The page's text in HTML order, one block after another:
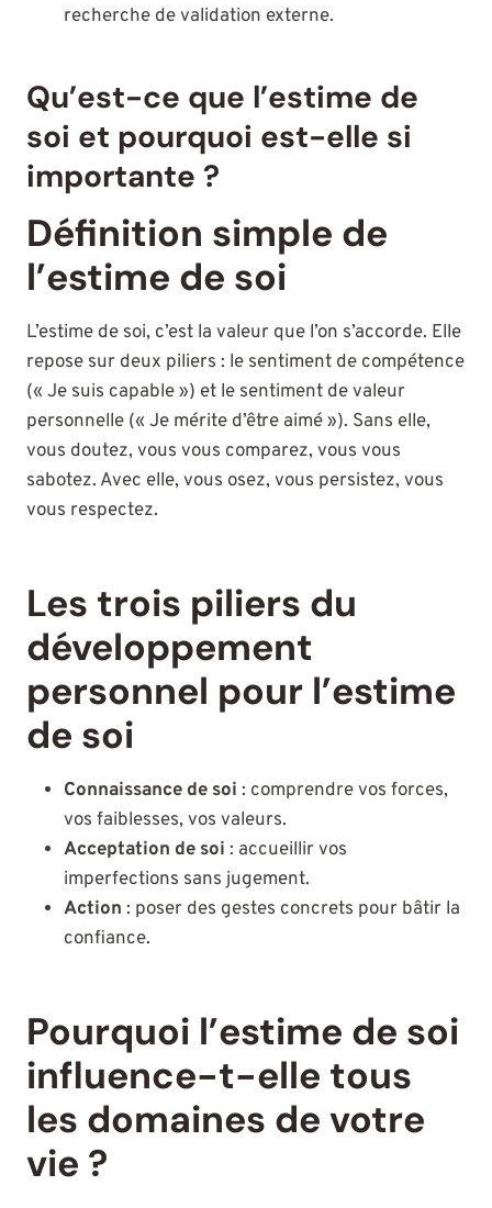
recherche de validation externe.
Qu’est-ce que l’estime de
soi et pourquoi est-elle si
importante ?
Définition simple de
l’estime de soi
L’estime de soi, c’est la valeur que l’on s’accorde. Elle
repose sur deux piliers : le sentiment de compétence
(« Je suis capable ») et le sentiment de valeur
personnelle (« Je mérite d’être aimé »). Sans elle,
vous doutez, vous vous comparez, vous vous
sabotez. Avec elle, vous osez, vous persistez, vous
vous respectez.
Les trois piliers du
développement
personnel pour l’estime
de soi
Connaissance de soi : comprendre vos forces,
vos faiblesses, vos valeurs.
Acceptation de soi : accueillir vos
imperfections sans jugement.
Action : poser des gestes concrets pour bâtir la
confiance.
Pourquoi l’estime de soi
influence-t-elle tous
les domaines de votre
vie ?